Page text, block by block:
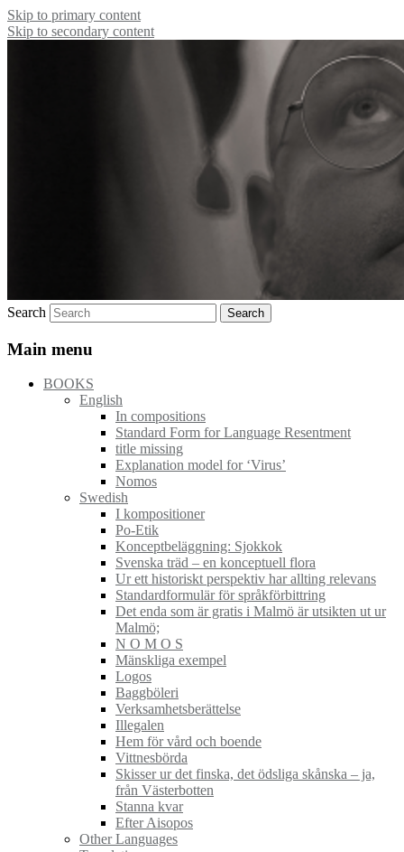
Skip to primary content
Skip to secondary content
Poet, publishing house etc.
Search
Main menu
BOOKS
English
In compositions
Standard Form for Language Resentment
title missing
Explanation model for ‘Virus’
Nomos
Swedish
I kompositioner
Po-Etik
Konceptbeläggning: Sjokkok
Svenska träd – en konceptuell flora
Ur ett historiskt perspektiv har allting relevans
Standardformulär för språkförbittring
Det enda som är gratis i Malmö är utsikten ut ur
Malmö;
N O M O S
Mänskliga exempel
Logos
Baggböleri
Verksamhetsberättelse
Illegalen
Hem för vård och boende
Vittnesbörda
Skisser ur det finska, det ödsliga skånska – ja,
från Västerbotten
Stanna kvar
Efter Aisopos
Other Languages